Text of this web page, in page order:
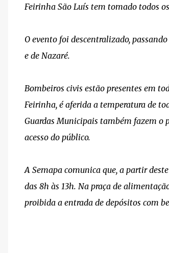
Feirinha São Luís tem tomado todos
O evento foi descentralizado,
e de Nazaré.
Bombeiros civis estão presentes em
Feirinha, é aferida a temperatura de
Guardas Municipais também fazem o
acesso do público.
A Semapa comunica que, a partir
das 8h às 13h. Na praça de
proibida a entrada de depósitos com